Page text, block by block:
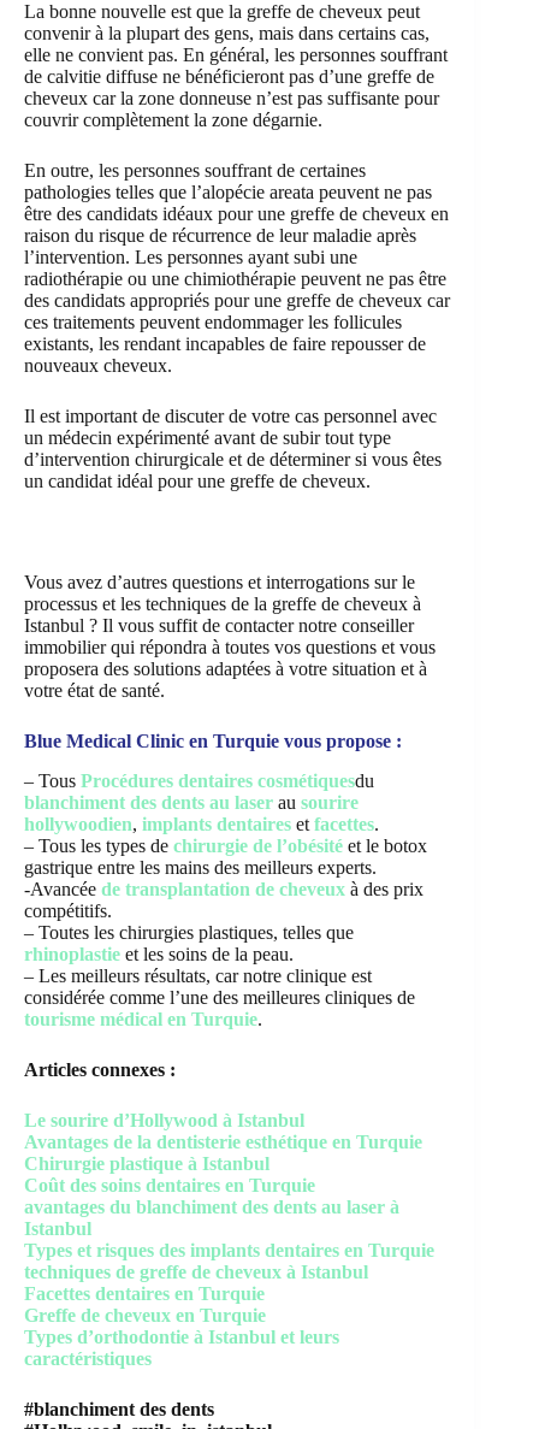
La bonne nouvelle est que la greffe de cheveux peut
convenir à la plupart des gens, mais dans certains cas,
elle ne convient pas. En général, les personnes souffrant
de calvitie diffuse ne bénéficieront pas d’une greffe de
cheveux car la zone donneuse n’est pas suffisante pour
couvrir complètement la zone dégarnie.
En outre, les personnes souffrant de certaines
pathologies telles que l’alopécie areata peuvent ne pas
être des candidats idéaux pour une greffe de cheveux en
raison du risque de récurrence de leur maladie après
l’intervention. Les personnes ayant subi une
radiothérapie ou une chimiothérapie peuvent ne pas être
des candidats appropriés pour une greffe de cheveux car
ces traitements peuvent endommager les follicules
existants, les rendant incapables de faire repousser de
nouveaux cheveux.
Il est important de discuter de votre cas personnel avec
un médecin expérimenté avant de subir tout type
d’intervention chirurgicale et de déterminer si vous êtes
un candidat idéal pour une greffe de cheveux.
Vous avez d’autres questions et interrogations sur le
processus et les techniques de la greffe de cheveux à
Istanbul ? Il vous suffit de contacter notre conseiller
immobilier qui répondra à toutes vos questions et vous
proposera des solutions adaptées à votre situation et à
votre état de santé.
Blue Medical Clinic en Turquie vous propose :
– Tous Procédures dentaires cosmétiquesdu
blanchiment des dents au laser au sourire
hollywoodien, implants dentaires et facettes.
– Tous les types de chirurgie de l’obésité et le botox
gastrique entre les mains des meilleurs experts.
-Avancée de transplantation de cheveux à des prix
compétitifs.
– Toutes les chirurgies plastiques, telles que
rhinoplastie et les soins de la peau.
– Les meilleurs résultats, car notre clinique est
considérée comme l’une des meilleures cliniques de
tourisme médical en Turquie.
Articles connexes :
Le sourire d’Hollywood à Istanbul
Avantages de la dentisterie esthétique en Turquie
Chirurgie plastique à Istanbul
Coût des soins dentaires en Turquie
avantages du blanchiment des dents au laser à
Istanbul
Types et risques des implants dentaires en Turquie
techniques de greffe de cheveux à Istanbul
Facettes dentaires en Turquie
Greffe de cheveux en Turquie
Types d’orthodontie à Istanbul et leurs
caractéristiques
#blanchiment des dents